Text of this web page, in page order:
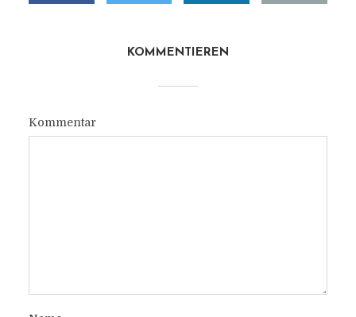
KOMMENTIEREN
Kommentar